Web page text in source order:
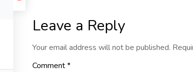
Leave a Reply
Your email address will not be published.
Comment*